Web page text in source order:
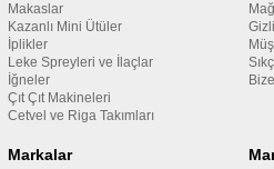
Makaslar
Kazanlı Mini Ütüler
İplikler
Leke Spreyleri ve İlaçlar
İğneler
Çıt Çıt Makineleri
Cetvel ve Riga Takımları
Markalar